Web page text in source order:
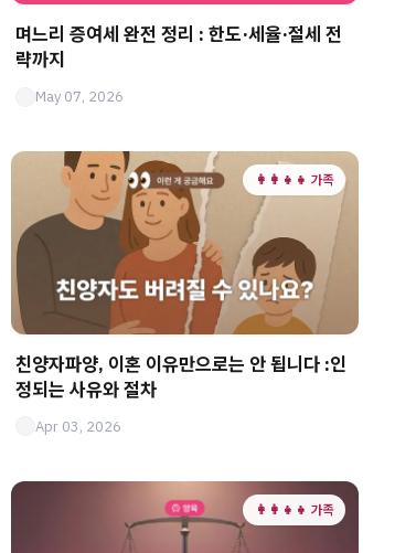
며느리 증여세 완전 정리 : 한도·세율·절세 전
략까지
May 07, 2026
👩‍👩‍👧‍👧 가족
친양자파양, 이혼 이유만으로는 안 됩니다 :인
정되는 사유와 절차
Apr 03, 2026
👩‍👩‍👧‍👧 가족